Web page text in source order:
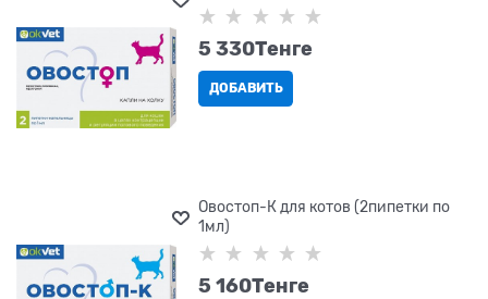
5 330Tенге
ДОБАВИТЬ
Овостоп-К для котов (2пипетки по
1мл)
5 160Tенге